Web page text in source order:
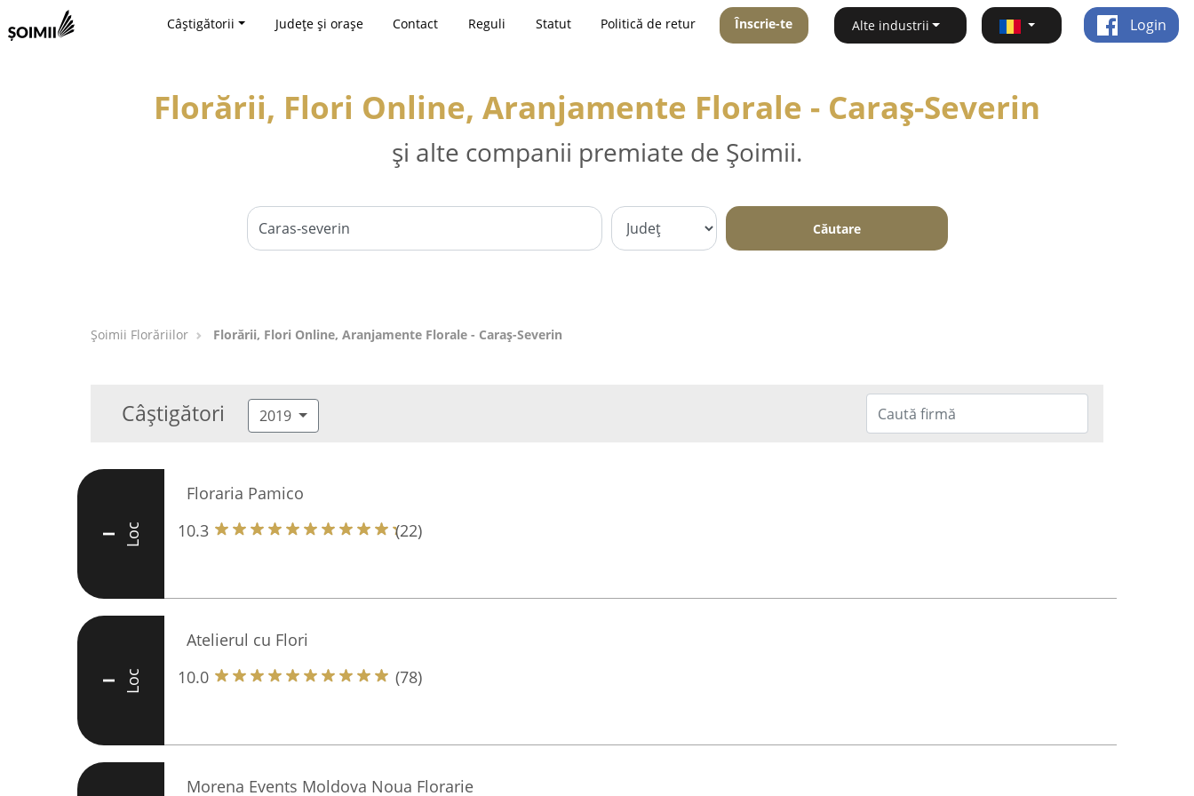
Câștigătorii Județe și orașe Contact Reguli Statut Politică de retur Înscrie-te Alte industrii Login
Florării, Flori Online, Aranjamente Florale - Caraş-Severin
și alte companii premiate de Șoimii.
Căutare
Șoimii Florăriilor Florării, Flori Online, Aranjamente Florale - Caraş-Severin
Câștigători 2019
I Loc
Floraria Pamico
10.3
(22)
I Loc
Atelierul cu Flori
10.0
(78)
Morena Events Moldova Noua Florarie